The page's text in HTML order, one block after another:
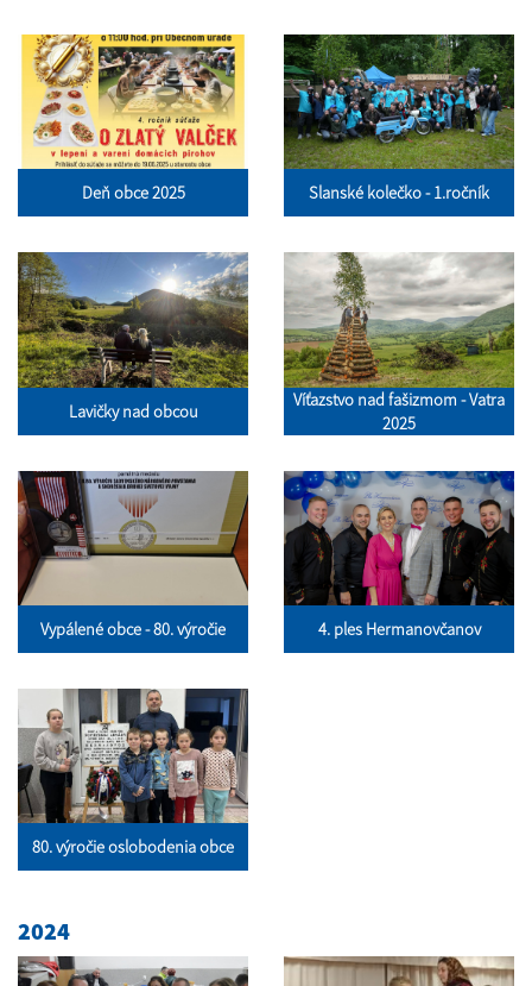
Deň obce 2025 Slanské kolečko - 1.ročník
Lavičky nad obcou
Víťazstvo nad fašizmom - Vatra
2025
Vypálené obce - 80. výročie 4. ples Hermanovčanov
80. výročie oslobodenia obce
2024